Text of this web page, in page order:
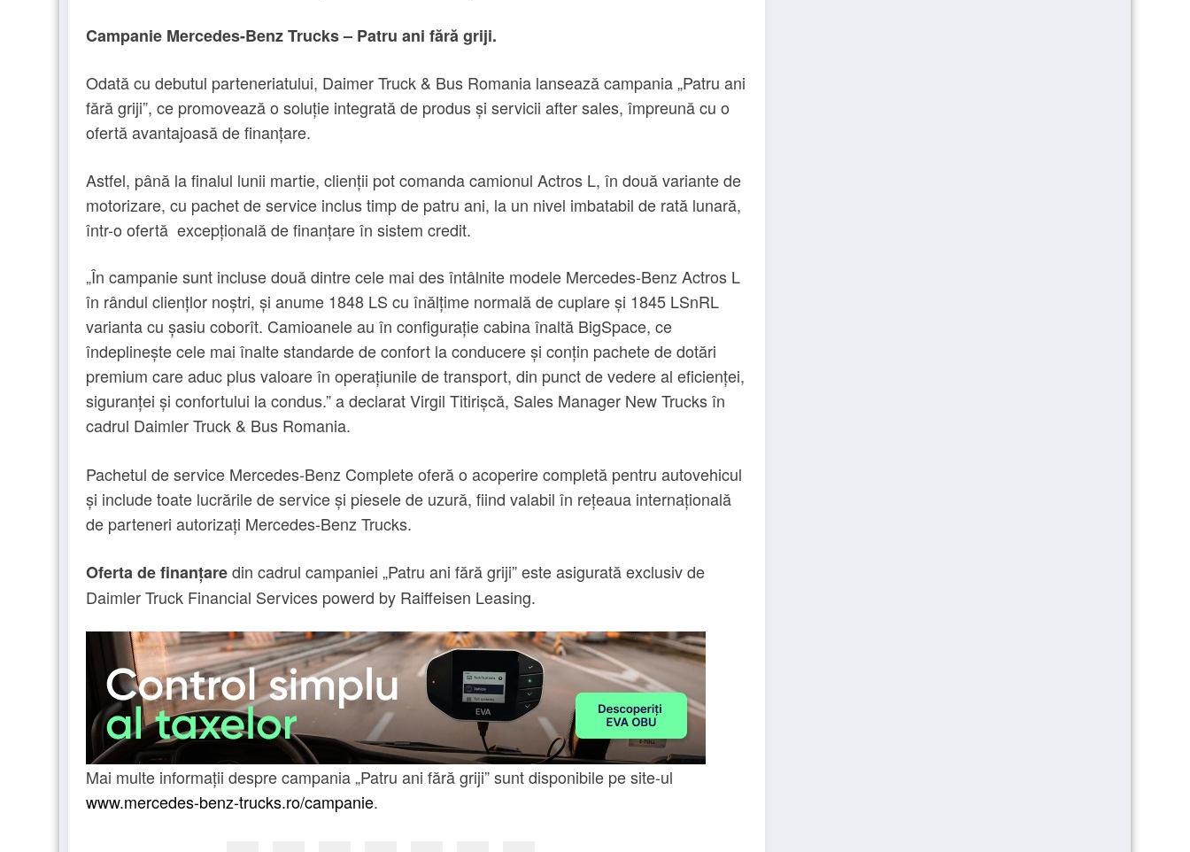
Campanie Mercedes-Benz Trucks – Patru ani fără griji.
Odată cu debutul parteneriatului, Daimer Truck & Bus Romania lansează campania „Patru ani
fără griji”, ce promovează o soluție integrată de produs și servicii after sales, împreună cu o
ofertă avantajoasă de finanțare.
Astfel, până la finalul lunii martie, clienții pot comanda camionul Actros L, în două variante de
motorizare, cu pachet de service inclus timp de patru ani, la un nivel imbatabil de rată lunară,
într-o ofertă excepțională de finanțare în sistem credit.
„În campanie sunt incluse două dintre cele mai des întâlnite modele Mercedes-Benz Actros L
în rândul cliențlor noștri, și anume 1848 LS cu înălțime normală de cuplare și 1845 LSnRL
varianta cu șasiu coborît. Camioanele au în configurație cabina înaltă BigSpace, ce
îndeplinește cele mai înalte standarde de confort la conducere și conțin pachete de dotări
premium care aduc plus valoare în operațiunile de transport, din punct de vedere al eficienței,
siguranței și confortului la condus.” a declarat Virgil Titirișcă, Sales Manager New Trucks în
cadrul Daimler Truck & Bus Romania.
Pachetul de service Mercedes-Benz Complete oferă o acoperire completă pentru autovehicul
și include toate lucrările de service și piesele de uzură, fiind valabil în rețeaua internațională
de parteneri autorizați Mercedes-Benz Trucks.
Oferta de finanțaredin cadrul campaniei „Patru ani fără griji” este asigurată exclusiv de
Daimler Truck Financial Services powerd by Raiffeisen Leasing.
Mai multe informații despre campania „Patru ani fără griji” sunt disponibile pe site-ul
www.mercedes-benz-trucks.ro/campanie.